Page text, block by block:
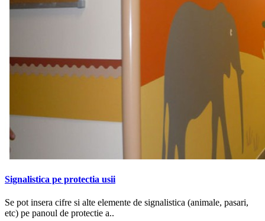
Signalistica pe protectia usii
Se pot insera cifre si alte elemente de signalistica (animale, pasari,
etc) pe panoul de protectie a..